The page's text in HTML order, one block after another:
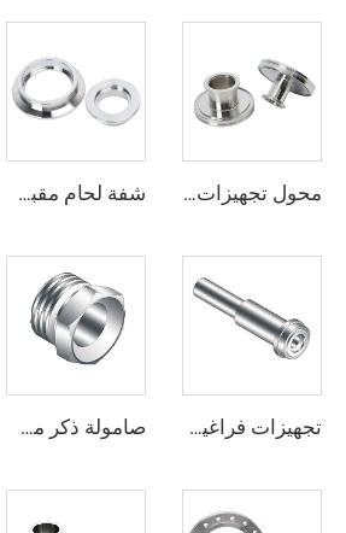
محول تجهيزات تخفيف مخروطي من ISO-K إلى KF، من الفولاذ المقاوم للصدأ SS304/SS316L، مخفض من NW16 إلى 50، شفة إكسسوارات من الفولاذ المقاوم للصدأ ISO63-160 شفة لحام مقبس SS304 /316L، شفة سريعة NW/KF، من الفولاذ المقاوم للصدأ KF10-KF63، تركيبات فراغية عالية الجودة NW10-NW63
تجهيزات فراغية عالية الفولاذ المقاوم للصدأ طويلة وقصيرة مع غدة من النوع QCR-VCR ذات الوجه المعدني 1/8"-1" تلدين لامع/تلميع كهربائي صامولة ذكر مسامير فولاذ مقاوم للصدأ تركيبات QCR ذات الوجه المعدني 1/8"-1" تلدين لامع/تلميع كهربائي SS316L صامولة ذكر